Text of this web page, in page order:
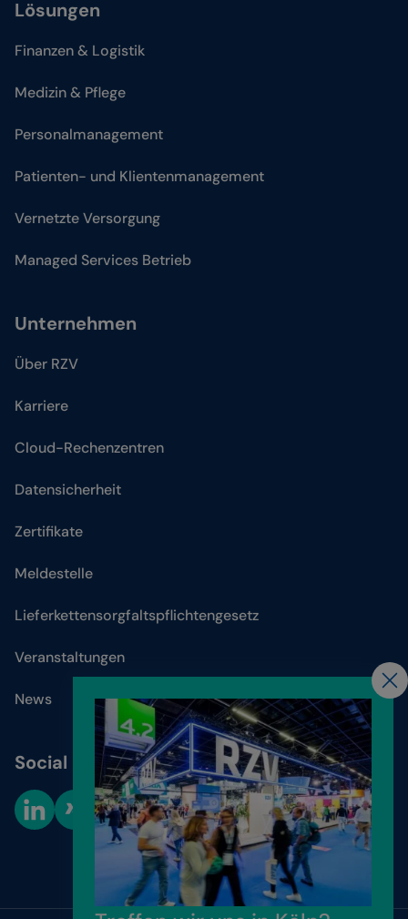
Lösungen
Finanzen & Logistik
Medizin & Pflege
Personalmanagement
Patienten- und Klientenmanagement
Vernetzte Versorgung
Managed Services Betrieb
Unternehmen
Über RZV
Karriere
Cloud-Rechenzentren
Datensicherheit
Zertifikate
Meldestelle
Lieferkettensorgfaltspflichtengesetz
Veranstaltungen
News
Social Media
Cookie-Einstellungen